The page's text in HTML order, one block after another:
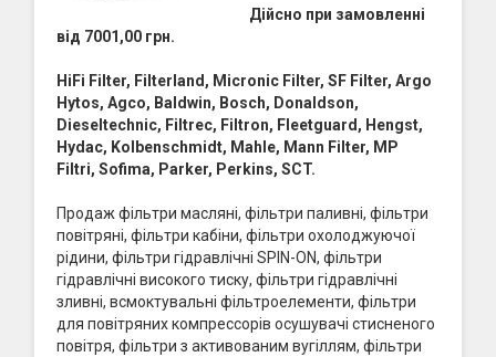
Дійсно при замовленні
від 7001,00 грн.
HiFi Filter, Filterland, Micronic Filter, SF Filter, Argo
Hytos, Agco, Baldwin, Bosch, Donaldson,
Dieseltechnic, Filtrec, Filtron, Fleetguard, Hengst,
Hydac, Kolbenschmidt, Mahle, Mann Filter, MP
Filtri, Sofima, Parker, Perkins, SCT.
Продаж фільтри масляні, фільтри паливні, фільтри
повітряні, фільтри кабіни, фільтри охолоджуючої
рідини, фільтри гідравлічні SPIN-ON, фільтри
гідравлічні високого тиску, фільтри гідравлічні
зливні, всмоктувальні фільтроелементи, фільтри
для повітряних компрессорів осушувачі стисненого
повітря, фільтри з активованим вугіллям, фільтри